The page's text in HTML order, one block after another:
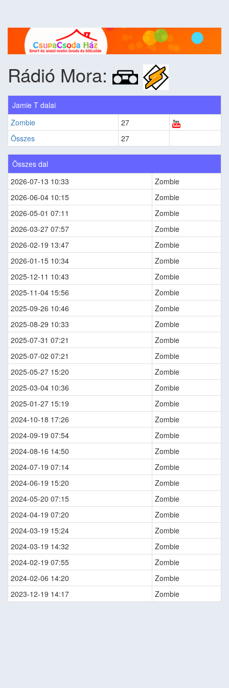
Rádió Mora:
Jamie T dalai
Zombie
27
Összes
27
Összes dal
2026-07-13 10:33
Zombie
2026-06-04 10:15
Zombie
2026-05-01 07:11
Zombie
2026-03-27 07:57
Zombie
2026-02-19 13:47
Zombie
2026-01-15 10:34
Zombie
2025-12-11 10:43
Zombie
2025-11-04 15:56
Zombie
2025-09-26 10:46
Zombie
2025-08-29 10:33
Zombie
2025-07-31 07:21
Zombie
2025-07-02 07:21
Zombie
2025-05-27 15:20
Zombie
2025-03-04 10:36
Zombie
2025-01-27 15:19
Zombie
2024-10-18 17:26
Zombie
2024-09-19 07:54
Zombie
2024-08-16 14:50
Zombie
2024-07-19 07:14
Zombie
2024-06-19 15:20
Zombie
2024-05-20 07:15
Zombie
2024-04-19 07:20
Zombie
2024-03-19 15:24
Zombie
2024-03-19 14:32
Zombie
2024-02-19 07:55
Zombie
2024-02-06 14:20
Zombie
2023-12-19 14:17
Zombie